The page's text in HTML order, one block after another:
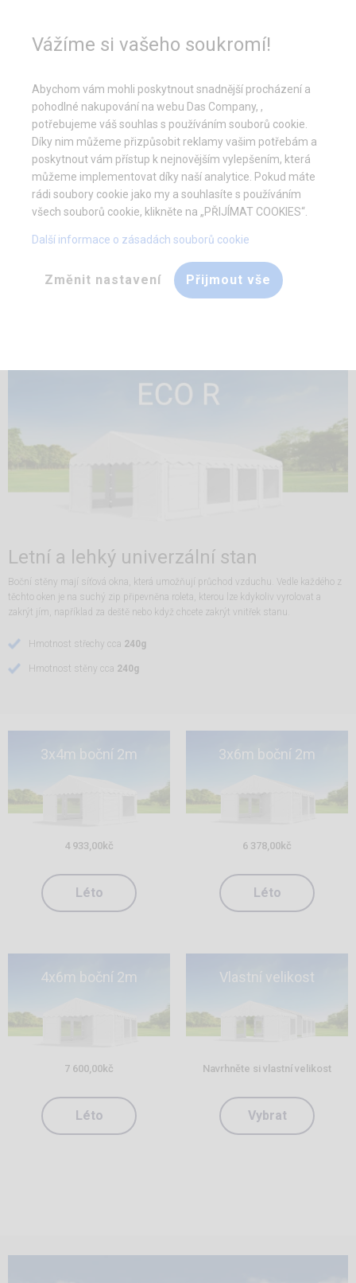
Typy krytů
Okna se žaluziemi
Tento typ stanu má prodyšná síťovaná okna. Nad ním je roleta,
kterou lze srolovat a připevnit nebo roztáhnout a zakrýt tak celé
, kam lze umístit stoly, židle a zastíněné odpočívadlo,
, kde bude např. zahradní nářadí.
Letní a lehký univerzální stan
Boční stěny mají síťová okna, která umožňují průchod vzduchu. Vedle každého z
těchto oken je na suchý zip připevněna roleta, kterou lze kdykoliv vyrolovat a
zakrýt jím, například za deště nebo když chcete zakrýt vnitřek stanu.
Hmotnost střechy cca 240g
Hmotnost stěny cca 240g
3x4m boční 2m
4 933,00kč
Léto
3x6m boční 2m
6 378,00kč
Léto
4x6m boční 2m
7 600,00kč
Léto
Vlastní velikost
Navrhněte si vlastní velikost
Vybrat
Vážíme si vašeho soukromí!
Abychom vám mohli poskytnout snadnější procházení a
pohodlné nakupování na webu Das Company, ,
potřebujeme váš souhlas s používáním souborů cookie.
Díky nim můžeme přizpůsobit reklamy vašim potřebám a
poskytnout vám přístup k nejnovějším vylepšením, která
můžeme implementovat díky naší analytice. Pokud máte
rádi soubory cookie jako my a souhlasíte s používáním
všech souborů cookie, klikněte na „PŘIJÍMAT COOKIES“.
Další informace o zásadách souborů cookie
Změnit nastavení Přijmout vše